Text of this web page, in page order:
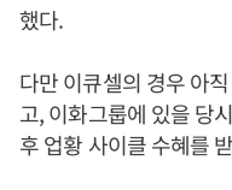
했다.
다만 이큐셀의 경우 아
고, 이화그룹에 있을 당
후 업황 사이클 수혜를